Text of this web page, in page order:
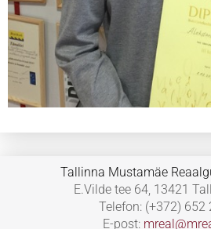
Tallinna Mustamäe
E.Vilde tee 64, 13421
Telefon: (+372) 652
E-post: